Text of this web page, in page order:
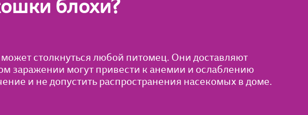
блохи?
столкнуться любой питомец. Они доставляют
заражении могут привести к анемии и ослаблению
и не допустить распространения насекомых в доме.